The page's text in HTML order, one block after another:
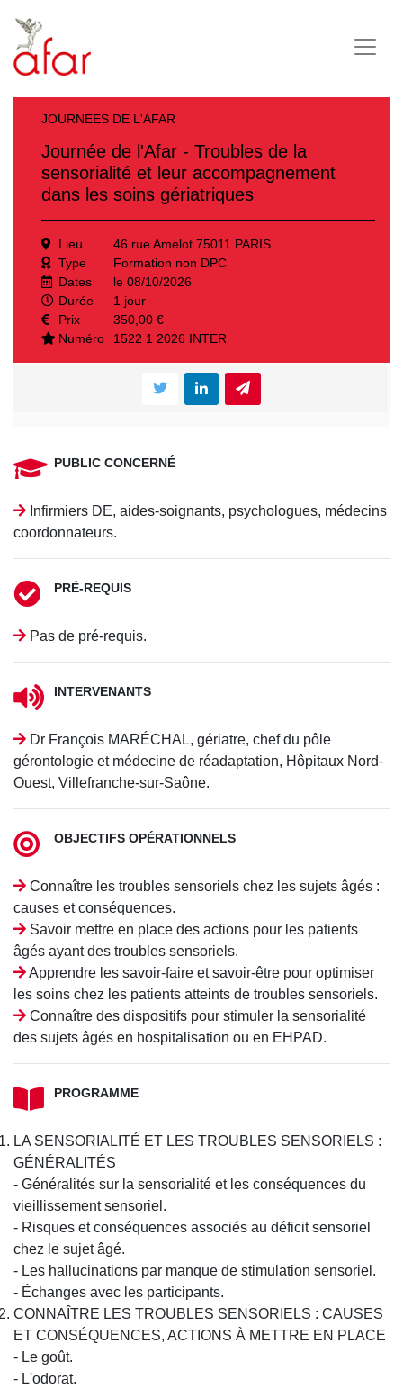
JOURNEES DE L'AFAR
Journée de l'Afar - Troubles de la
sensorialité et leur accompagnement
dans les soins gériatriques
Lieu
46 rue Amelot 75011 PARIS
Type
Formation non DPC
Dates
le 08/10/2026
Durée
1 jour
Prix
350,00 €
Numéro
1522 1 2026 INTER
PUBLIC CONCERNÉ
Infirmiers DE, aides-soignants, psychologues, médecins
coordonnateurs.
PRÉ-REQUIS
Pas de pré-requis.
INTERVENANTS
Dr François MARÉCHAL, gériatre, chef du pôle
gérontologie et médecine de réadaptation, Hôpitaux Nord-
Ouest, Villefranche-sur-Saône.
OBJECTIFS OPÉRATIONNELS
Connaître les troubles sensoriels chez les sujets âgés :
causes et conséquences.
Savoir mettre en place des actions pour les patients
âgés ayant des troubles sensoriels.
Apprendre les savoir-faire et savoir-être pour optimiser
les soins chez les patients atteints de troubles sensoriels.
Connaître des dispositifs pour stimuler la sensorialité
des sujets âgés en hospitalisation ou en EHPAD.
PROGRAMME
LA SENSORIALITÉ ET LES TROUBLES SENSORIELS :
GÉNÉRALITÉS
- Généralités sur la sensorialité et les conséquences du
vieillissement sensoriel.
- Risques et conséquences associés au déficit sensoriel
chez le sujet âgé.
- Les hallucinations par manque de stimulation sensoriel.
- Échanges avec les participants.
CONNAÎTRE LES TROUBLES SENSORIELS : CAUSES
ET CONSÉQUENCES, ACTIONS À METTRE EN PLACE
- Le goût.
- L'odorat.